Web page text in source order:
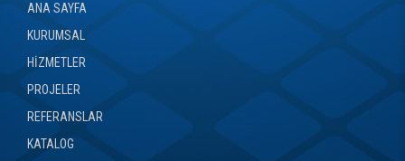
ANA SAYFA
KURUMSAL
HİZMETLER
PROJELER
REFERANSLAR
KATALOG